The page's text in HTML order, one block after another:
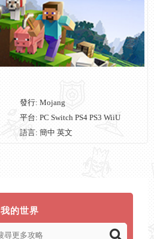
發行: Mojang
平台: PC Switch PS4 PS3 WiiU
語言: 簡中 英文
我的世界